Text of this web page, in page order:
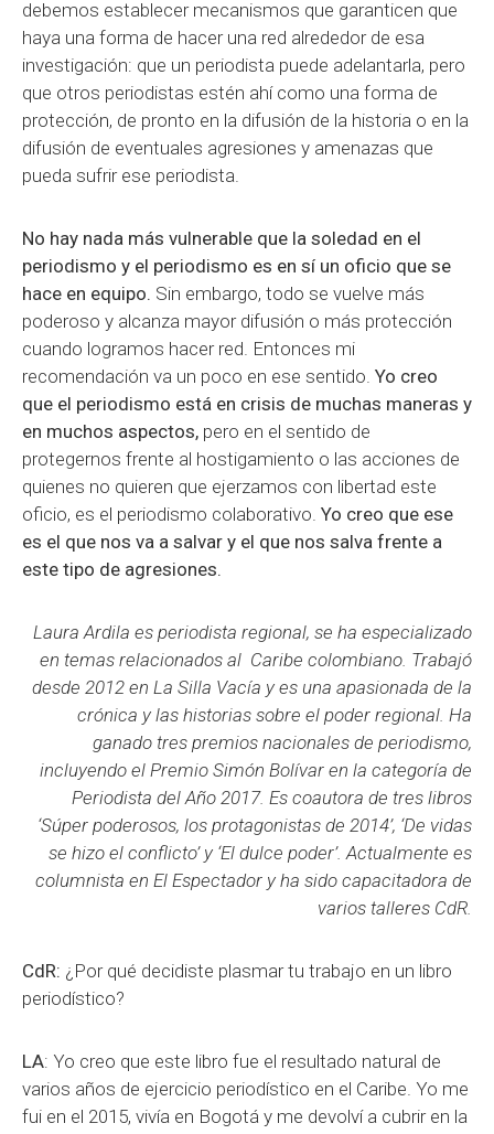
debemos establecer mecanismos que garanticen que
haya una forma de hacer una red alrededor de esa
investigación: que un periodista puede adelantarla, pero
que otros periodistas estén ahí como una forma de
protección, de pronto en la difusión de la historia o en la
difusión de eventuales agresiones y amenazas que
pueda sufrir ese periodista.
No hay nada más vulnerable que la soledad en el
periodismo y el periodismo es en sí un oficio que se
hace en equipo. Sin embargo, todo se vuelve más
poderoso y alcanza mayor difusión o más protección
cuando logramos hacer red. Entonces mi
recomendación va un poco en ese sentido. Yo creo
que el periodismo está en crisis de muchas maneras y
en muchos aspectos, pero en el sentido de
protegernos frente al hostigamiento o las acciones de
quienes no quieren que ejerzamos con libertad este
oficio, es el periodismo colaborativo. Yo creo que ese
es el que nos va a salvar y el que nos salva frente a
este tipo de agresiones.
Laura Ardila es periodista regional, se ha especializado
en temas relacionados al Caribe colombiano. Trabajó
desde 2012 en La Silla Vacía y es una apasionada de la
crónica y las historias sobre el poder regional. Ha
ganado tres premios nacionales de periodismo,
incluyendo el Premio Simón Bolívar en la categoría de
Periodista del Año 2017. Es coautora de tres libros
‘Súper poderosos, los protagonistas de 2014’, ‘De vidas
se hizo el conflicto’ y ‘El dulce poder’. Actualmente es
columnista en El Espectador y ha sido capacitadora de
varios talleres CdR.
CdR: ¿Por qué decidiste plasmar tu trabajo en un libro
periodístico?
LA: Yo creo que este libro fue el resultado natural de
varios años de ejercicio periodístico en el Caribe. Yo me
fui en el 2015, vivía en Bogotá y me devolví a cubrir en la